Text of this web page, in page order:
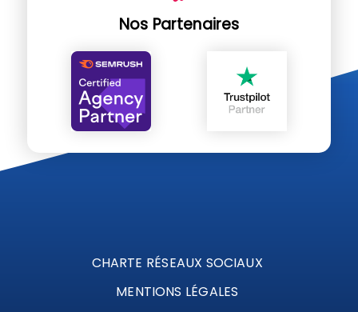
Nos Partenaires
CHARTE RÉSEAUX SOCIAUX
MENTIONS LÉGALES